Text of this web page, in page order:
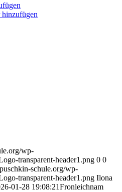
hinzufügen
wp-
transparent-header1.png 0 0
schule.org/wp-
transparent-header1.png Ilona
01-28 19:08:21Fronleichnam